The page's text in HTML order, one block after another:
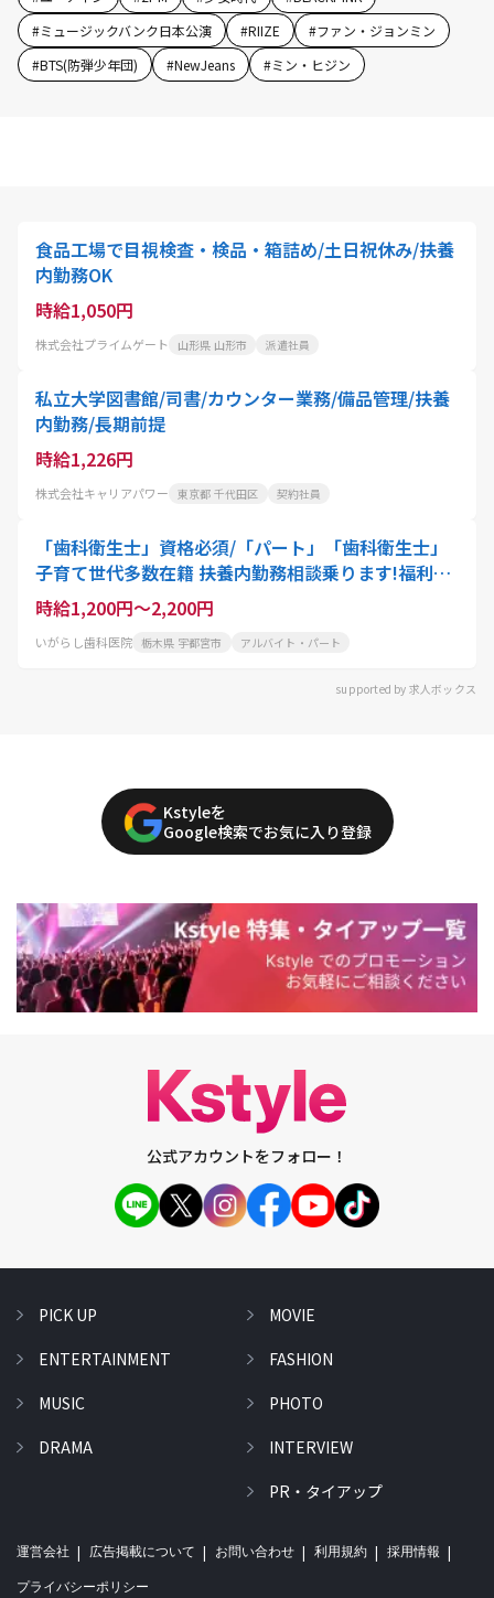
#ミュージックバンク日本公演 #RIIZE #ファン・ジョンミン
#BTS(防弾少年団) #NewJeans #ミン・ヒジン
食品工場で目視検査・検品・箱詰め/土日祝休み/扶養
内勤務OK
時給1,050円
株式会社プライムゲート 山形県 山形市 派遣社員
私立大学図書館/司書/カウンター業務/備品管理/扶養
内勤務/長期前提
時給1,226円
株式会社キャリアパワー 東京都 千代田区 契約社員
「歯科衛生士」資格必須/「パート」「歯科衛生士」
子育て世代多数在籍 扶養内勤務相談乗ります!福利厚
生充実のお仕事です
時給1,200円～2,200円
いがらし歯科医院 栃木県 宇都宮市 アルバイト・パート
supported by 求人ボックス
Kstyleを
Google検索でお気に入り登録
公式アカウントをフォロー！
PICK UP
ENTERTAINMENT
MUSIC
DRAMA
MOVIE
FASHION
PHOTO
INTERVIEW
PR・タイアップ
運営会社 広告掲載について お問い合わせ 利用規約 採用情報
プライバシーポリシー